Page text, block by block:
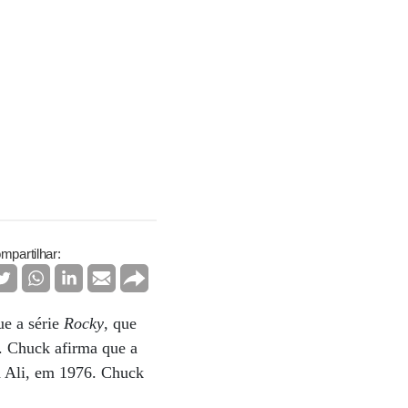
a sérieRocky, que
Chuck afirma que a
Ali, em 1976. Chuck